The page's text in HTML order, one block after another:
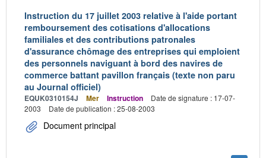
Instruction du 17 juillet 2003 relative à l'aide portant
remboursement des cotisations d'allocations
familiales et des contributions patronales
d'assurance chômage des entreprises qui emploient
des personnels naviguant à bord des navires de
commerce battant pavillon français (texte non paru
au Journal officiel)
EQUK0310154J Mer Instruction
Date de signature : 17-07-
2003
Date de publication : 25-08-2003
Document principal